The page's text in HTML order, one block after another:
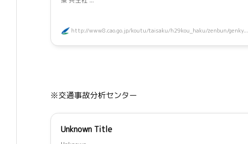
http://www8.cao.go.jp/koutu/taisaku/h29kou_haku/zenbun/genky...
※交通事故分析センター
Unknown Title